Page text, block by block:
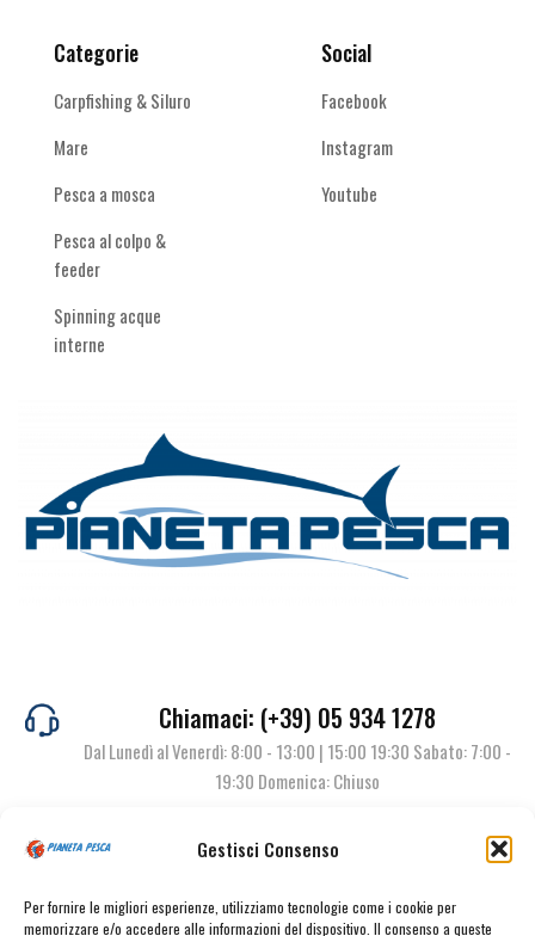
Gestisci Consenso
Per fornire le migliori esperienze, utilizziamo tecnologie come i cookie per
memorizzare e/o accedere alle informazioni del dispositivo. Il consenso a queste
Categorie
Carpfishing & Siluro
Mare
Pesca a mosca
Pesca al colpo &
feeder
Spinning acque
interne
Social
Facebook
Instagram
Youtube
Chiamaci: (+39) 05 934 1278
Dal Lunedì al Venerdì: 8:00 - 13:00 | 15:00 19:30 Sabato: 7:00 -
19:30 Domenica: Chiuso